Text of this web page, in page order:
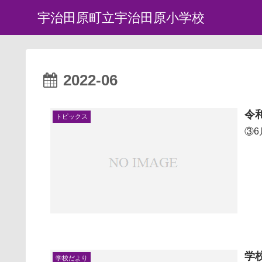
宇治田原町立宇治田原小学校
2022-06
トピックス 令
③6
学校だより 学